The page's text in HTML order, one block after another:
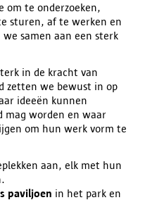
om te onderzoeken,
sturen, af te werken en
samen aan een sterk
in de kracht van
zetten we bewust in op
ideeën kunnen
mag worden en waar
om hun werk vorm te
aan, elk met hun
paviljoen in het park en